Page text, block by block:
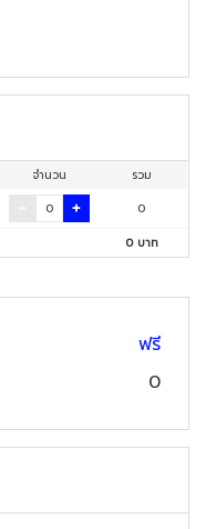
จำนวน
รวม
0
0 บาท
ฟรี
0